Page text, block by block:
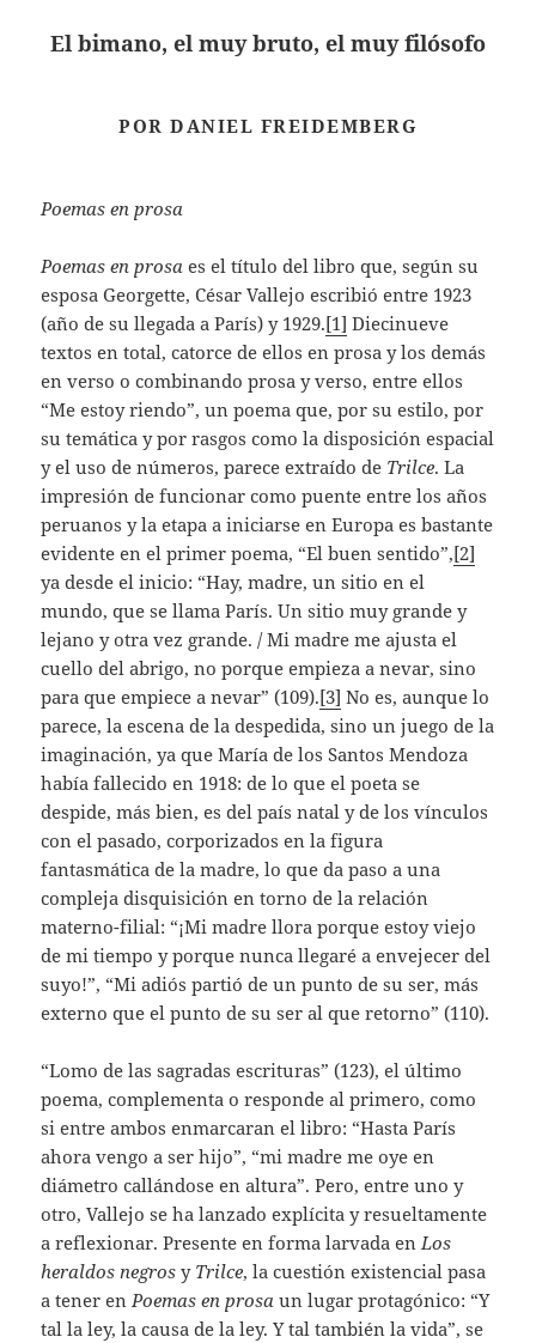
El bimano, el muy bruto, el muy filósofo
POR DANIEL FREIDEMBERG
Poemas en prosa
Poemas en prosaes el título del libro que, según su
esposa Georgette, César Vallejo escribió entre 1923
(año de su llegada a París) y 1929.[1] Diecinueve
textos en total, catorce de ellos en prosa y los demás
en verso o combinando prosa y verso, entre ellos
“Me estoy riendo”, un poema que, por su estilo, por
su temática y por rasgos como la disposición espacial
y el uso de números, parece extraído de Trilce. La
impresión de funcionar como puente entre los años
peruanos y la etapa a iniciarse en Europa es bastante
evidente en el primer poema, “El buen sentido”,[2]
ya desde el inicio: “Hay, madre, un sitio en el
mundo, que se llama París. Un sitio muy grande y
lejano y otra vez grande. / Mi madre me ajusta el
cuello del abrigo, no porque empieza a nevar, sino
para que empiece a nevar” (109).[3] No es, aunque lo
parece, la escena de la despedida, sino un juego de la
imaginación, ya que María de los Santos Mendoza
había fallecido en 1918: de lo que el poeta se
despide, más bien, es del país natal y de los vínculos
con el pasado, corporizados en la figura
fantasmática de la madre, lo que da paso a una
compleja disquisición en torno de la relación
materno-filial: “¡Mi madre llora porque estoy viejo
de mi tiempo y porque nunca llegaré a envejecer del
suyo!”, “Mi adiós partió de un punto de su ser, más
externo que el punto de su ser al que retorno” (110).
“Lomo de las sagradas escrituras” (123), el último
poema, complementa o responde al primero, como
si entre ambos enmarcaran el libro: “Hasta París
ahora vengo a ser hijo”, “mi madre me oye en
diámetro callándose en altura”. Pero, entre uno y
otro, Vallejo se ha lanzado explícita y resueltamente
a reflexionar. Presente en forma larvada enLos
heraldos negrosy Trilce, la cuestión existencial pasa
a tener enPoemas en prosaun lugar protagónico: “Y
tal la ley, la causa de la ley. Y tal también la vida”, se